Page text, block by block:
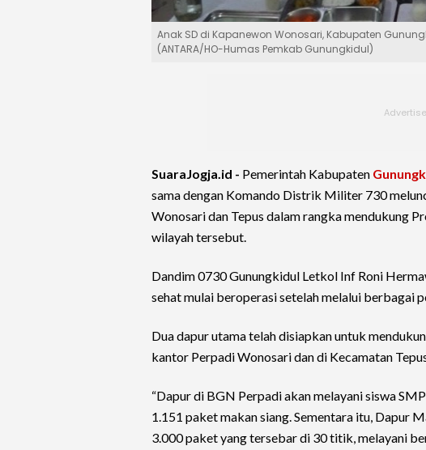
Anak SD di Kapanewon Wonosari, Kabupaten
(ANTARA/HO-Humas Pemkab Gunungkidul)
SuaraJogja.id - Pemerintah Kabupaten
sama dengan Komando Distrik Militer 730
Wonosari dan Tepus dalam rangka mendukung
wilayah tersebut.
Dandim 0730 Gunungkidul Letkol Inf Roni
sehat mulai beroperasi setelah melalui berbagai
Dua dapur utama telah disiapkan untuk
kantor Perpadi Wonosari dan di Kecamatan
“Dapur di BGN Perpadi akan melayani siswa
1.151 paket makan siang. Sementara itu, Dapur
3.000 paket yang tersebar di 30 titik, melayani